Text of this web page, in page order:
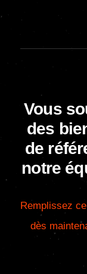
Vous
des
de
notre
Remplissez
dès